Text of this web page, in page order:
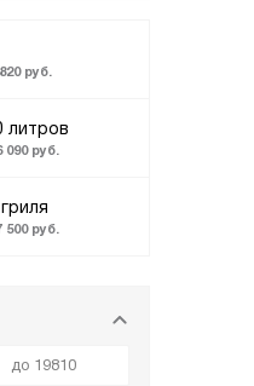
руб.
литров
090 руб.
500 руб.